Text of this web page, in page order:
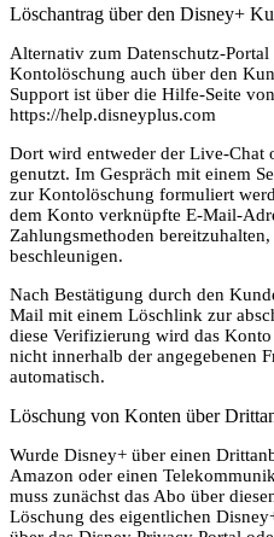
Löschantrag über den Disney+
Alternativ zum Datenschutz-
Kontolöschung auch über den
Support ist über die Hilfe-Seite
https://help.disneyplus.com
Dort wird entweder der Live-Chat
genutzt. Im Gespräch mit einem
zur Kontolöschung formuliert
dem Konto verknüpfte E-Mail-
Zahlungsmethoden
beschleunigen.
Nach Bestätigung durch den
Mail mit einem Löschlink zur
diese Verifizierung wird das
nicht innerhalb der angegebenen
automatisch.
Löschung von Konten über
Wurde Disney+ über einen
Amazon oder einen
muss zunächst das Abo über
Löschung des eigentlichen